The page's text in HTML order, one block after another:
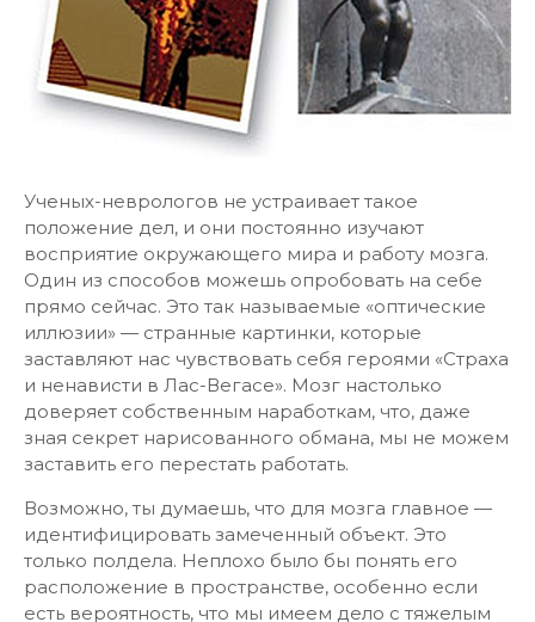
Ученых-неврологов не устраивает такое
положение дел, и они постоянно изучают
восприятие окружающего мира и работу мозга.
Один из способов можешь опробовать на себе
прямо сейчас. Это так называемые «оптические
иллюзии» — странные картинки, которые
заставляют нас чувствовать себя героями «Страха
и ненависти в Лас-Вегасе». Мозг настолько
доверяет собственным наработкам, что, даже
зная секрет нарисованного обмана, мы не можем
заставить его перестать работать.
Возможно, ты думаешь, что для мозга главное —
идентифицировать замеченный объект. Это
только полдела. Неплохо было бы понять его
расположение в пространстве, особенно если
есть вероятность, что мы имеем дело с тяжелым